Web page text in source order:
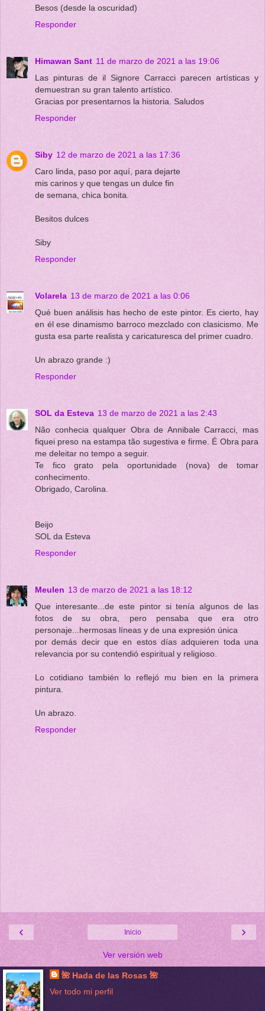
Besos (desde la oscuridad)
Responder
Himawan Sant 11 de marzo de 2021 a las 19:06
Las pinturas de il Signore Carracci parecen artísticas y
demuestran su gran talento artístico.
Gracias por presentarnos la historia. Saludos
Responder
Siby 12 de marzo de 2021 a las 17:36
Caro linda, paso por aquí, para dejarte
mis carinos y que tengas un dulce fin
de semana, chica bonita.
Besitos dulces
Siby
Responder
Volarela 13 de marzo de 2021 a las 0:06
Qué buen análisis has hecho de este pintor. Es cierto, hay
en él ese dinamismo barroco mezclado con clasicismo. Me
gusta esa parte realista y caricaturesca del primer cuadro.
Un abrazo grande :)
Responder
SOL da Esteva 13 de marzo de 2021 a las 2:43
Não conhecia qualquer Obra de Annibale Carracci, mas
fiquei preso na estampa tão sugestiva e firme. É Obra para
me deleitar no tempo a seguir.
Te fico grato pela oportunidade (nova) de tomar
conhecimento.
Obrigado, Carolina.
Beijo
SOL da Esteva
Responder
Meulen 13 de marzo de 2021 a las 18:12
Que interesante...de este pintor si tenía algunos de las
fotos de su obra, pero pensaba que era otro
personaje...hermosas líneas y de una expresión única
por demás decir que en estos días adquieren toda una
relevancia por su contendió espiritual y religioso.
Lo cotidiano también lo reflejó mu bien en la primera
pintura.
Un abrazo.
Responder
‹ ›
Inicio
Ver versión web
🌺 Hada de las Rosas 🌺
Ver todo mi perfil